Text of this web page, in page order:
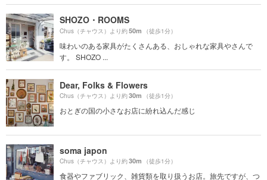
SHOZO・ROOMS
Chus（チャウス）より約50m （徒歩1分）
味わいのある家具がたくさんある、おしゃれな家具やさんで
す。 SHOZO ...
Dear, Folks & Flowers
Chus（チャウス）より約30m （徒歩1分）
おとぎの国の小さなお店に紛れ込んだ感じ
soma japon
Chus（チャウス）より約30m （徒歩1分）
食器やファブリック、雑貨類を取り扱うお店。旅先ですが、つ